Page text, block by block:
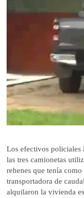
Los efectivos policiales
las tres camionetas
rehenes que tenía
transportadora de
alquilaron la vivienda